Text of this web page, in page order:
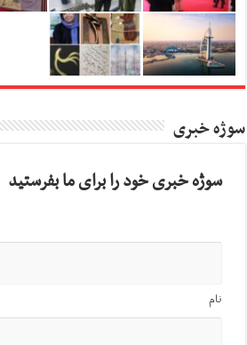
سوژه خبری
سوژه خبری خود را برای ما بفرستید
نام